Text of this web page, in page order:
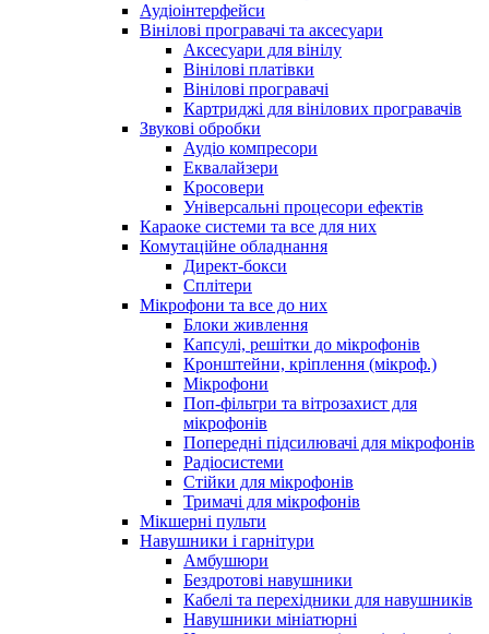
Аудіоінтерфейси
Вінілові програвачі та аксесуари
Аксесуари для вінілу
Вінілові платівки
Вінілові програвачі
Картриджі для вінілових програвачів
Звукові обробки
Аудіо компресори
Еквалайзери
Кросовери
Універсальні процесори ефектів
Караоке системи та все для них
Комутаційне обладнання
Директ-бокси
Сплітери
Мікрофони та все до них
Блоки живлення
Капсулі, решітки до мікрофонів
Кронштейни, кріплення (мікроф.)
Мікрофони
Поп-фільтри та вітрозахист для
мікрофонів
Попередні підсилювачі для мікрофонів
Радіосистеми
Стійки для мікрофонів
Тримачі для мікрофонів
Мікшерні пульти
Навушники і гарнітури
Амбушюри
Бездротові навушники
Кабелі та перехідники для навушників
Навушники мініатюрні